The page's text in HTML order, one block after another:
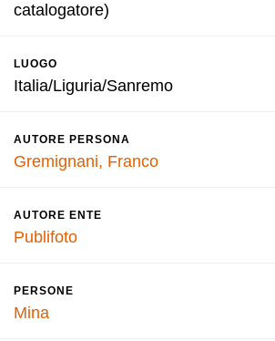
catalogatore)
LUOGO
Italia/Liguria/Sanremo
AUTORE PERSONA
Gremignani, Franco
AUTORE ENTE
Publifoto
PERSONE
Mina